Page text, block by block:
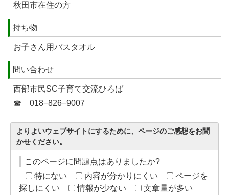
秋田市在住の方
持ち物
お子さん用バスタオル
問い合わせ
西部市民SC子育て交流ひろば
☎ 018−826−9007
よりよいウェブサイトにするために、ページのご感想をお聞
かせください。
このページに問題点はありましたか?
特にない
内容が分かりにくい
ページを
探しにくい
情報が少ない 文章量が多い